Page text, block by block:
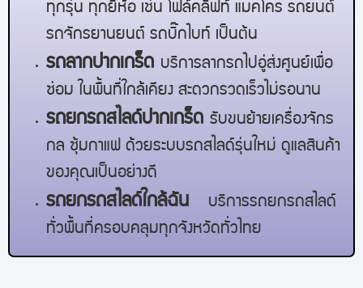
ทุกรุ่น ทุกยี่ห้อ เช่น โฟล์คลิฟท์ แมคโคร รถยนต์
รถจักรยานยนต์ รถบิ๊กไบท์ เป็นต้น
รถลากปากเกร็ด บริการลากรถไปอู่ส่งศูนย์เพื่อ
ซ่อม ในพื้นที่ใกล้เคียง สะดวกรวดเร็วไม่รอนาน
รถยกรถสไลด์ปากเกร็ด รับขนย้ายเครื่องจักร
กล ซุ้มกาแฟ ด้วยระบบรถสไลด์รุ่นใหม่ ดูแลสินค้า
ของคุณเป็นอย่างดี
รถยกรถสไลด์ใกล้ฉัน
บริการรถยกรถสไลด์
ทั่วพื้นที่ครอบคลุมทุกจังหวัดทั่วไทย